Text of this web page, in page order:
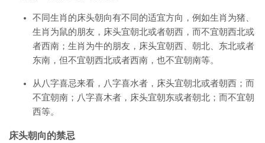
不同生肖的床头朝向有不同的适宜方向，例如生肖为猪、
生肖为鼠的朋友，床头宜朝北或者朝西，而不宜朝西北或
者西南；生肖为牛的朋友，床头宜朝西、朝北、东北或者
东南，但不宜朝西北或者西南，也不宜朝南等。
从八字喜忌来看，八字喜水者，床头宜朝北或者朝西；而
不宜朝南；八字喜木者，床头宜朝东或者朝北；而不宜朝
西等。
床头朝向的禁忌